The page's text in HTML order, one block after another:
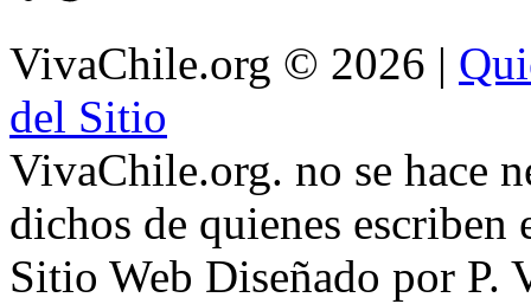
VivaChile.org © 2026 |
del Sitio
VivaChile.org. no se hace
dichos de quienes escriben
Sitio Web Diseñado por